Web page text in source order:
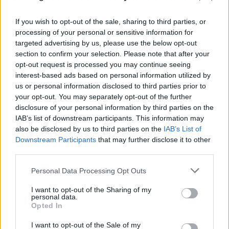
If you wish to opt-out of the sale, sharing to third parties, or
processing of your personal or sensitive information for
targeted advertising by us, please use the below opt-out
section to confirm your selection. Please note that after your
opt-out request is processed you may continue seeing
interest-based ads based on personal information utilized by
us or personal information disclosed to third parties prior to
your opt-out. You may separately opt-out of the further
disclosure of your personal information by third parties on the
IAB’s list of downstream participants. This information may
also be disclosed by us to third parties on the IAB’s List of
Downstream Participants that may further disclose it to other
Please note that this website/app uses one or more Google
not limited to your visit or usage behaviour. You may click to
grant or deny consent to Google and its third-party tags to
use your data for below specified purposes in below Google
consent section.
Personal Data Processing Opt Outs
I want to opt-out of the Sharing of my
personal data.
Opted In
I want to opt-out of the Sale of my
17 Νοεμβρίου: Παρτίζαν - Άλμπα
17 Νοεμβρίου: Ζάλγκιρις - Μπάγερν
10η αγωνιστική
23 Νοεμβρίου: Βιλερμπάν - Μπάγερν
23 Νοεμβρίου: Μακάμπι - Μπαρτσελόνα
23 Νοεμβρίου: Ρεάλ - Άλμπα
23 Νοεμβρίου: Μπολόνια - Φενέρμπαχτσε